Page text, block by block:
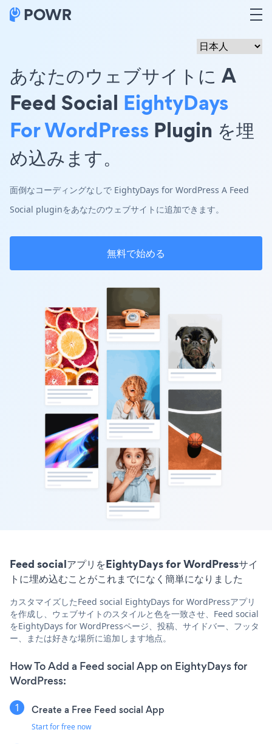
あなたのウェブサイトに A
Feed Social EightyDays
For WordPress Plugin を埋
め込みます。
面倒なコーディングなしで EightyDays for WordPress A Feed
Social pluginをあなたのウェブサイトに追加できます。
無料で始める
Feed socialアプリをEightyDays for WordPressサイ
トに埋め込むことがこれまでになく簡単になりました
カスタマイズしたFeed social EightyDays for WordPressアプリ
を作成し、ウェブサイトのスタイルと色を一致させ、Feed social
をEightyDays for WordPressページ、投稿、サイドバー、フッタ
ー、または好きな場所に追加します地点。
How To Add a Feed social App on EightyDays for
WordPress:
Create a Free Feed social App
Start for free now